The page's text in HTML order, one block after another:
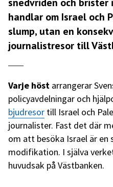
handlar om Israel och
slump, utan en
journalistresor till
Varje höst arrangerar
policyavdelningar och
bjudresor till Israel och
journalister. Fast det där
om att besöka Israel är en
modifikation. I själva
huvudsak på Västbanken.